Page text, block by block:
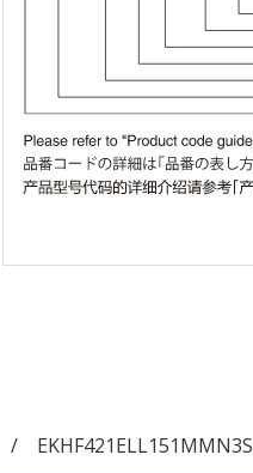
EKHF421ELL151MMN3S